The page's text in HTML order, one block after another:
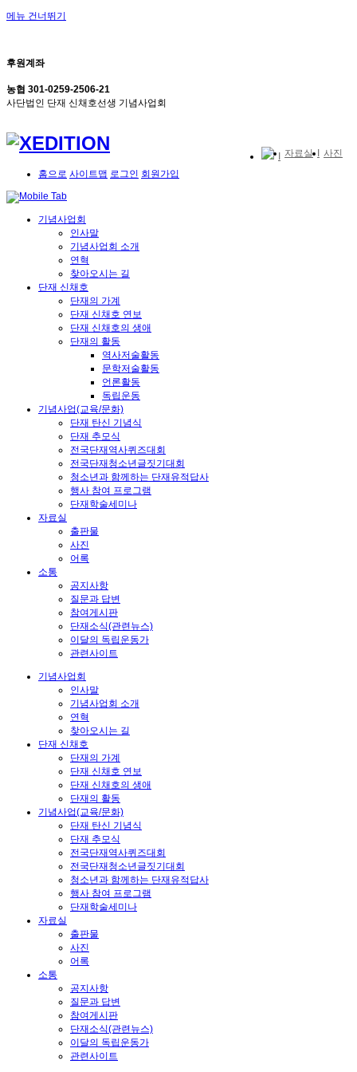
메뉴 건너뛰기
후원계좌
농협 301-0259-2506-21
사단법인 단재 신채호선생 기념사업회
홈으로 사이트맵 로그인 회원가입
기념사업회
인사말
기념사업회 소개
연혁
찾아오시는 길
단재 신채호
단재의 가계
단재 신채호 연보
단재 신채호의 생애
단재의 활동
역사저술활동
문학저술활동
언론활동
독립운동
기념사업(교육/문화)
단재 탄신 기념식
단재 추모식
전국단재역사퀴즈대회
전국단재청소년글짓기대회
청소년과 함께하는 단재유적답사
행사 참여 프로그램
단재학술세미나
자료실
출판물
사진
어록
소통
공지사항
질문과 답변
참여게시판
단재소식(관련뉴스)
이달의 독립운동가
관련사이트
기념사업회
인사말
기념사업회 소개
연혁
찾아오시는 길
단재 신채호
단재의 가계
단재 신채호 연보
단재 신채호의 생애
단재의 활동
기념사업(교육/문화)
단재 탄신 기념식
단재 추모식
전국단재역사퀴즈대회
전국단재청소년글짓기대회
청소년과 함께하는 단재유적답사
행사 참여 프로그램
단재학술세미나
자료실
출판물
사진
어록
소통
공지사항
질문과 답변
참여게시판
단재소식(관련뉴스)
이달의 독립운동가
관련사이트
자료실 사진